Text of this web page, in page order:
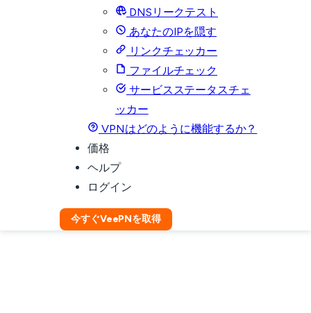
DNSリークテスト
あなたのIPを隠す
リンクチェッカー
ファイルチェック
サービスステータスチェ
ッカー
VPNはどのように機能するか？
価格
ヘルプ
ログイン
今すぐVeePNを取得